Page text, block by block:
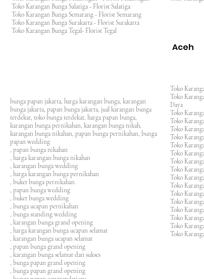
Toko Karangan Bunga Salatiga - Florist Salatiga
Toko Karangan Bunga Semarang - Florist Semarang
Toko Karangan Bunga Surakarta - Florist Surakarta
Toko Karangan Bunga Tegal- Florist Tegal
Aceh
bunga papan jakarta, harga karangan bunga, karangan
bunga jakarta, papan bunga jakarta, jual karangan bunga
terdekat, toko bunga terdekat, harga papan bunga,
karangan bunga pernikahan, karangan bunga nikah,
karangan bunga nikahan, papan bunga pernikahan, bunga
papan wedding
, papan bunga nikahan
, harga karangan bunga nikahan
, karangan bunga wedding
, harga karangan bunga pernikahan
, buket bunga pernikahan
, papan bunga wedding
, buket bunga wedding
, bunga ucapan pernikahan
, bunga standing wedding
, karangan bunga grand opening
, harga karangan bunga ucapan selamat
, karangan bunga ucapan selamat
, papan bunga grand opening
, karangan bunga selamat dan sukses
, bunga papan grand opening
, bunga papan grand opening
Toko
Toko
Daya
Toko
Toko
Toko
Toko
Toko
Toko
Toko
Toko
Toko
Toko
Toko
Toko
Toko
Toko
Toko
Toko